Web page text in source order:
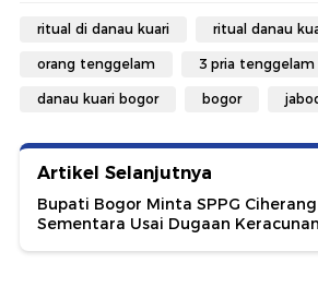
ritual di danau kuari ritual danau
orang tenggelam 3 pria tenggelam
danau kuari bogor bogor
Artikel Selanjutnya
Bupati Bogor Minta SPPG
Sementara Usai Dugaan